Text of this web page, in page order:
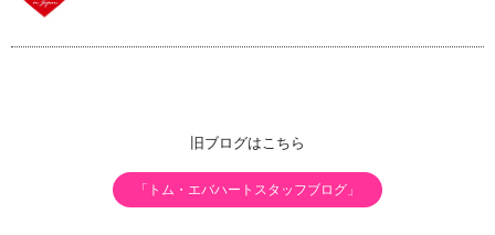
旧ブログはこちら
「トム・エバハートスタッフブログ」